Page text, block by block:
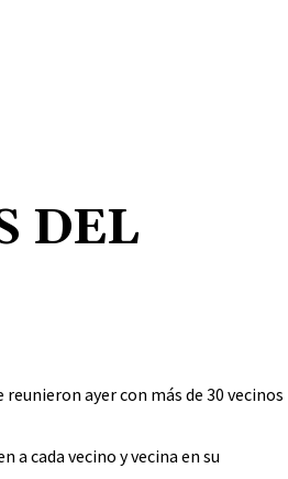
DEL
reunieron ayer con más de 30 vecinos
a cada vecino y vecina en su